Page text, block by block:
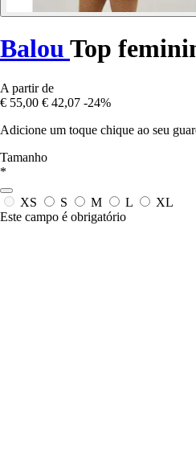
Balou Top
A partir de
€ 55,00 € 42,07 -24%
Adicione um toque chique ao seu
Tamanho
*
XS S M L
XL
Este campo é obrigatório